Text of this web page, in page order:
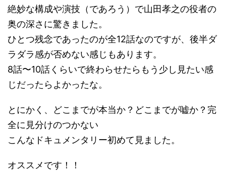
絶妙な構成や演技（であろう）で山田孝之の役者の
奥の深さに驚きました。
ひとつ残念であったのが全12話なのですが、後半ダ
ラダラ感が否めない感じもあります。
8話〜10話くらいで終わらせたらもう少し見たい感
じだったらよかったな。
とにかく、どこまでが本当か？どこまでが嘘か？完
全に見分けのつかない
こんなドキュメンタリー初めて見ました。
オススメです！！